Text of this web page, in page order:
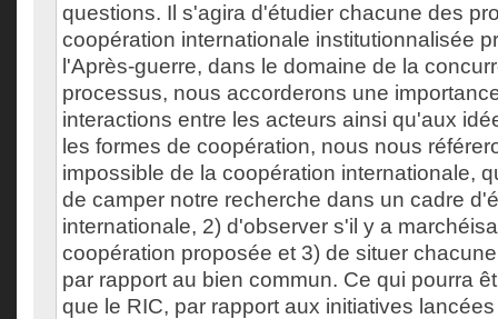
questions. Il s'agira d'étudier chacune des
coopération internationale institutionnalisée
l'Après-guerre, dans le domaine de la
processus, nous accorderons une
interactions entre les acteurs ainsi qu'aux
les formes de coopération, nous nous
impossible de la coopération internationale,
de camper notre recherche dans un cadre
internationale, 2) d'observer s'il y a
coopération proposée et 3) de situer
par rapport au bien commun. Ce qui pourra
que le RIC, par rapport aux initiatives